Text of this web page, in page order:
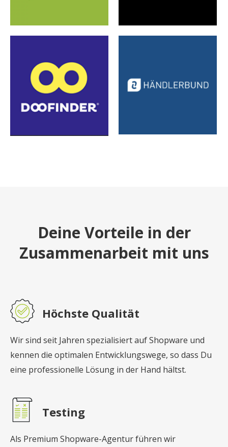
Deine Vorteile in der
Zusammenarbeit mit uns
Höchste Qualität
Wir sind seit Jahren spezialisiert auf Shopware und
kennen die optimalen Entwicklungswege, so dass Du
eine professionelle Lösung in der Hand hältst.
Testing
Als Premium Shopware-Agentur führen wir